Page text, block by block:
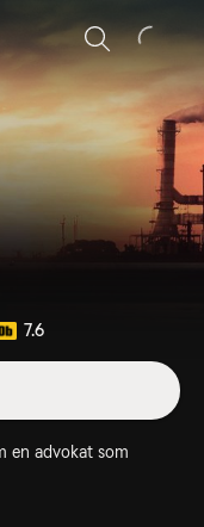
Sök
7.6
en advokat som